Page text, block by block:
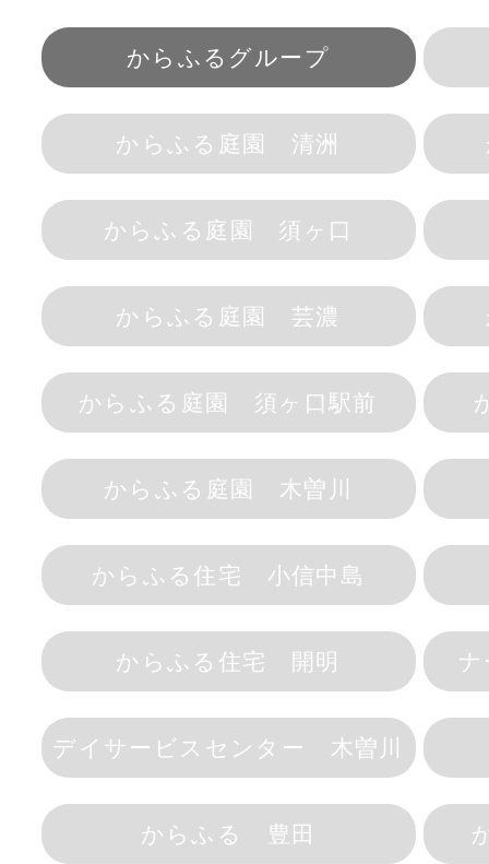
からふるグループ
からふる庭園 清洲
からふる庭園 須ヶ口
からふる庭園 芸濃
からふる庭園 須ヶ口駅前
からふる庭園 木曽川
からふる住宅 小信中島
からふる住宅 開明
デイサービスセンター 木曽川
からふる 豊田